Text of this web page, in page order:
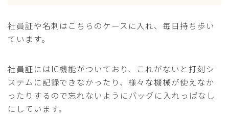
社員証や名刺はこちらのケースに入れ、毎日持ち歩い
ています。
社員証にはIC機能がついており、これがないと打刻シ
ステムに記録できなかったり、様々な機械が使えなか
ったりするので忘れないようにバッグに入れっぱなし
にしています。